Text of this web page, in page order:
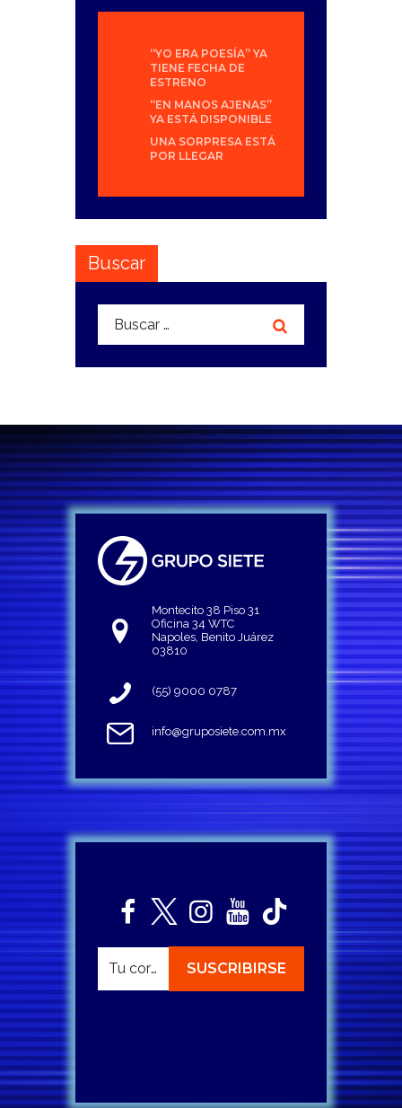
“YO ERA POESÍA” YA
TIENE FECHA DE
ESTRENO
“EN MANOS AJENAS”
YA ESTÁ DISPONIBLE
UNA SORPRESA ESTÁ
POR LLEGAR
Buscar
Buscar:
Montecito 38 Piso 31
Oficina 34 WTC
Napoles, Benito Juárez
03810
(55) 9000 0787
info@gruposiete.com.mx